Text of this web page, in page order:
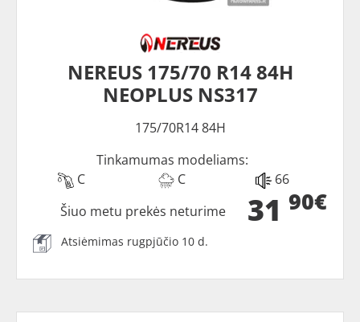
NEREUS 175/70 R14 84H
NEOPLUS NS317
175/70R14 84H
Tinkamumas modeliams:
C
C 66
31 90€
Šiuo metu prekės neturime
Atsiėmimas rugpjūčio 10 d.